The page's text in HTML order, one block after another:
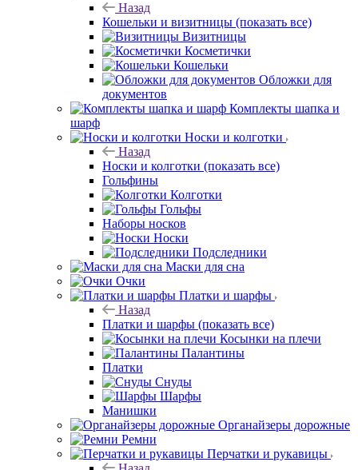
Назад
Кошельки и визитницы (показать все)
Визитницы
Косметички
Кошельки
Обложки для
документов
Комплекты шапка и
шарф
Носки и колготки
Назад
Носки и колготки (показать все)
Гольфины
Колготки
Гольфы
Наборы носков
Носки
Подследники
Маски для сна
Очки
Платки и шарфы
Назад
Платки и шарфы (показать все)
Косынки на плечи
Палантины
Платки
Снуды
Шарфы
Манишки
Органайзеры дорожные
Ремни
Перчатки и рукавицы